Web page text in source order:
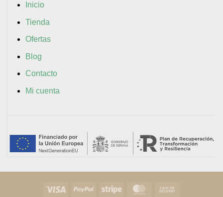
Inicio
Tienda
Ofertas
Blog
Contacto
Mi cuenta
Visa PayPal Stripe MasterCard